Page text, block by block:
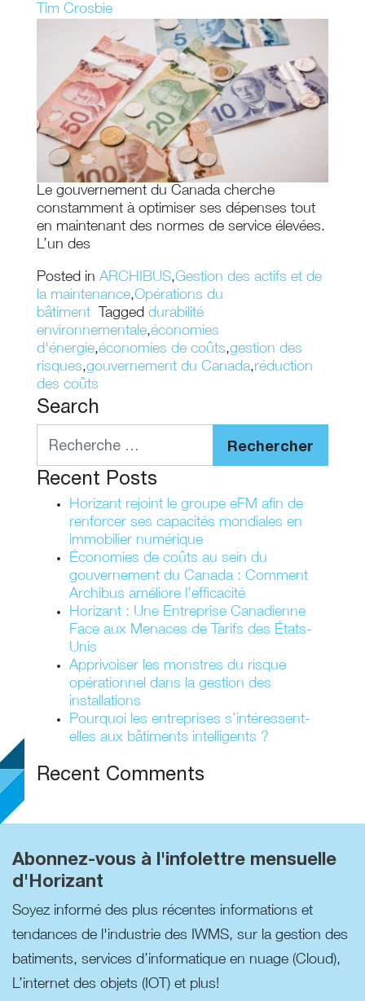
Tim Crosbie
Le gouvernement du Canada cherche
constamment à optimiser ses dépenses tout
en maintenant des normes de service élevées.
L’un des
Posted in ARCHIBUS,Gestion des actifs et de
la maintenance,Opérations du
bâtiment
Tagged durabilité
environnementale,économies
d'énergie,économies de coûts,gestion des
risques,gouvernement du Canada,réduction
des coûts
Search
Recent Posts
Horizant rejoint le groupe eFM afin de
renforcer ses capacités mondiales en
immobilier numérique
Économies de coûts au sein du
gouvernement du Canada : Comment
Archibus améliore l’efficacité
Horizant : Une Entreprise Canadienne
Face aux Menaces de Tarifs des États-
Unis
Apprivoiser les monstres du risque
opérationnel dans la gestion des
installations
Pourquoi les entreprises s’intéressent-
elles aux bâtiments intelligents ?
Recent Comments
Abonnez-vous à l'infolettre mensuelle
d'Horizant
Soyez informé des plus récentes informations et
tendances de l'industrie des IWMS, sur la gestion des
batiments, services d’informatique en nuage (Cloud),
L’internet des objets (IOT) et plus!